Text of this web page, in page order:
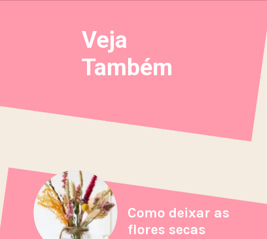
Veja
Também
Como deixar as
flores secas